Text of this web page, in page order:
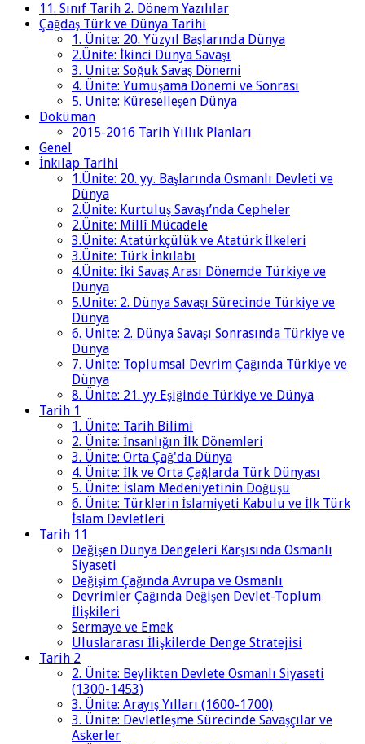
11. Sınıf Tarih 2. Dönem Yazılılar
Çağdaş Türk ve Dünya Tarihi
1. Ünite: 20. Yüzyıl Başlarında Dünya
2.Ünite: İkinci Dünya Savaşı
3. Ünite: Soğuk Savaş Dönemi
4. Ünite: Yumuşama Dönemi ve Sonrası
5. Ünite: Küreselleşen Dünya
Doküman
2015-2016 Tarih Yıllık Planları
Genel
İnkılap Tarihi
1.Ünite: 20. yy. Başlarında Osmanlı Devleti ve
Dünya
2.Ünite: Kurtuluş Savaşı’nda Cepheler
2.Ünite: Millî Mücadele
3.Ünite: Atatürkçülük ve Atatürk İlkeleri
3.Ünite: Türk İnkılabı
4.Ünite: İki Savaş Arası Dönemde Türkiye ve
Dünya
5.Ünite: 2. Dünya Savaşı Sürecinde Türkiye ve
Dünya
6. Ünite: 2. Dünya Savaşı Sonrasında Türkiye ve
Dünya
7. Ünite: Toplumsal Devrim Çağında Türkiye ve
Dünya
8. Ünite: 21. yy Eşiğinde Türkiye ve Dünya
Tarih 1
1. Ünite: Tarih Bilimi
2. Ünite: İnsanlığın İlk Dönemleri
3. Ünite: Orta Çağ'da Dünya
4. Ünite: İlk ve Orta Çağlarda Türk Dünyası
5. Ünite: İslam Medeniyetinin Doğuşu
6. Ünite: Türklerin İslamiyeti Kabulu ve İlk Türk
İslam Devletleri
Tarih 11
Değişen Dünya Dengeleri Karşısında Osmanlı
Siyaseti
Değişim Çağında Avrupa ve Osmanlı
Devrimler Çağında Değişen Devlet-Toplum
İlişkileri
Sermaye ve Emek
Uluslararası İlişkilerde Denge Stratejisi
Tarih 2
2. Ünite: Beylikten Devlete Osmanlı Siyaseti
(1300-1453)
3. Ünite: Arayış Yılları (1600-1700)
3. Ünite: Devletleşme Sürecinde Savaşçılar ve
Askerler